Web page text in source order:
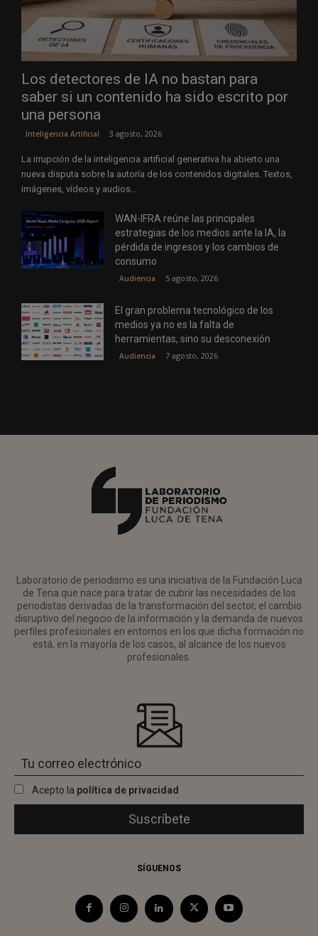
Los detectores de IA no bastan para
saber si un contenido ha sido escrito por
una persona
Inteligencia Artificial 3 agosto, 2026
La irrupción de la inteligencia artificial generativa ha abierto una
nueva disputa sobre la autoría de los contenidos digitales. Textos,
imágenes, vídeos y audios...
WAN-IFRA reúne las principales
estrategias de los medios ante la IA, la
pérdida de ingresos y los cambios de
consumo
Audiencia 5 agosto, 2026
El gran problema tecnológico de los
medios ya no es la falta de
herramientas, sino su desconexión
Audiencia 7 agosto, 2026
Laboratorio de periodismo es una iniciativa de la Fundación Luca
de Tena que nace para tratar de cubrir las necesidades de los
periodistas derivadas de la transformación del sector, el cambio
disruptivo del negocio de la información y la demanda de nuevos
perfiles profesionales en entornos en los que dicha formación no
está, en la mayoría de los casos, al alcance de los nuevos
profesionales.
Acepto la política de privacidad
SÍGUENOS